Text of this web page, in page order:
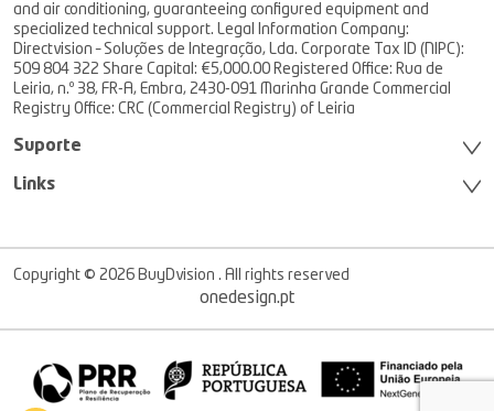
and air conditioning, guaranteeing configured equipment and
specialized technical support. Legal Information Company:
Directvision – Soluções de Integração, Lda. Corporate Tax ID (NIPC):
509 804 322 Share Capital: €5,000.00 Registered Office: Rua de
Leiria, n.º 38, FR-A, Embra, 2430-091 Marinha Grande Commercial
Registry Office: CRC (Commercial Registry) of Leiria
Suporte
Links
Copyright © 2026 BuyDvision . All rights reserved
onedesign.pt